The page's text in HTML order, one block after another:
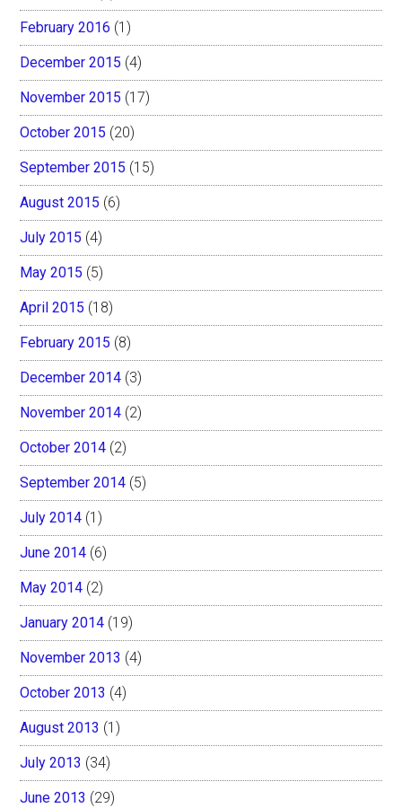
February 2016 (1)
December 2015 (4)
November 2015 (17)
October 2015 (20)
September 2015 (15)
August 2015 (6)
July 2015 (4)
May 2015 (5)
April 2015 (18)
February 2015 (8)
December 2014 (3)
November 2014 (2)
October 2014 (2)
September 2014 (5)
July 2014 (1)
June 2014 (6)
May 2014 (2)
January 2014 (19)
November 2013 (4)
October 2013 (4)
August 2013 (1)
July 2013 (34)
June 2013 (29)